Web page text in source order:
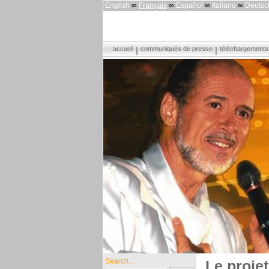
English ∞ Français ∞ Español ∞ Italiano ∞
accueil communiqués de presse téléchargements
Search...